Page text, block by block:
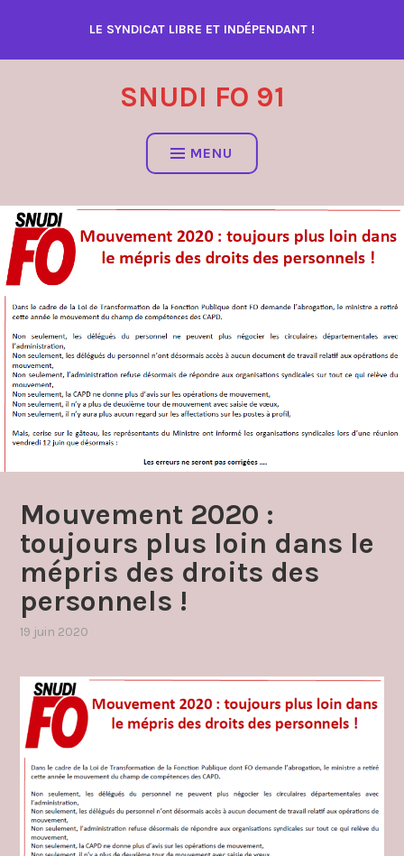
contenu
LE SYNDICAT LIBRE ET INDÉPENDANT !
SNUDI FO 91
MENU
Mouvement 2020 :
toujours plus loin dans le
mépris des droits des
personnels !
19 juin 2020
grèves
mouvement
intra
departemental